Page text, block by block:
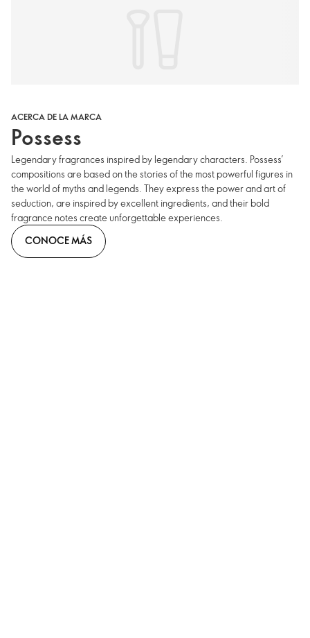
ACERCA DE LA MARCA
Possess
Legendary fragrances inspired by legendary characters. Possess’
compositions are based on the stories of the most powerful figures in
the world of myths and legends. They express the power and art of
seduction, are inspired by excellent ingredients, and their bold
fragrance notes create unforgettable experiences.
CONOCE MÁS